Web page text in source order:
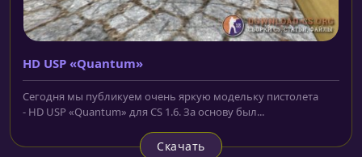
HD USP «Quantum»
Сегодня мы публикуем очень яркую модельку пистолета
- HD USP «Quantum» для CS 1.6. За основу был...
Скачать